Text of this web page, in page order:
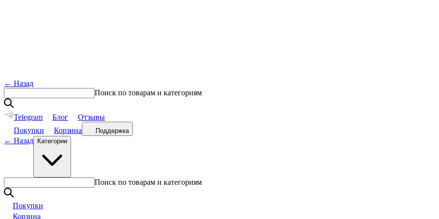
← Назад
Поиск по товарам и категориям
Telegram Блог
Отзывы
Покупки
Корзина Поддержка
← Назад Категории
Поиск по товарам и категориям
Покупки
Корзина